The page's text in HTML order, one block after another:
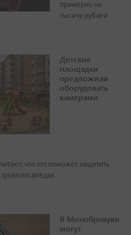
примерно на
тысячу рублей
Детские
площадки
предложили
оборудовать
камерами
что это поможет защитить
В Минобрнауки
могут